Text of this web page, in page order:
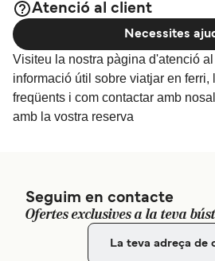
Atenció al client
Visiteu la nostra pàgina d'atenció
informació útil sobre viatjar en ferri,
freqüents i com contactar amb
amb la vostra reserva
Necessites
Seguim en contacte
Ofertes exclusives a la teva